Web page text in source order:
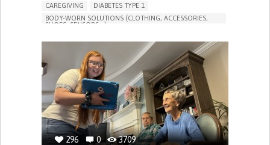
CAREGIVING
DIABETES TYPE 1
BODY-WORN SOLUTIONS (CLOTHING, ACCESSORIES,
SHOES, SENSORS...)
296 0 3709